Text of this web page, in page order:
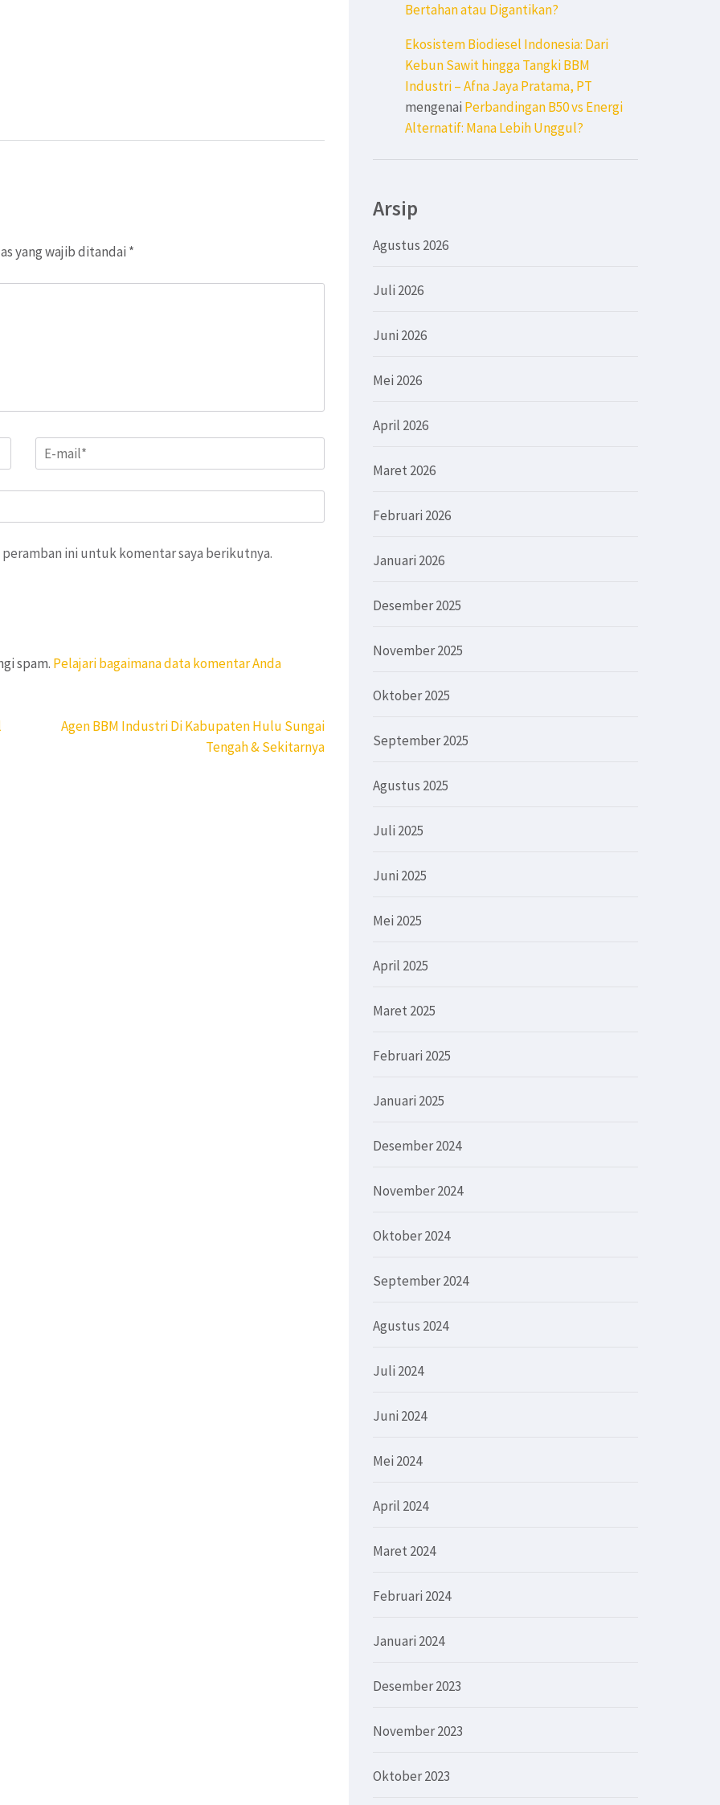
yang wajib ditandai *
Email*
ini untuk komentar saya berikutnya.
spam. Pelajari bagaimana data komentar Anda
Agen BBM Industri Di Kabupaten Hulu Sungai
Tengah & Sekitarnya
Bertahan atau Digantikan?
Ekosistem Biodiesel Indonesia: Dari
Kebun Sawit hingga Tangki BBM
Industri – Afna Jaya Pratama, PT
mengenai Perbandingan B50 vs Energi
Alternatif: Mana Lebih Unggul?
Arsip
Agustus 2026
Juli 2026
Juni 2026
Mei 2026
April 2026
Maret 2026
Februari 2026
Januari 2026
Desember 2025
November 2025
Oktober 2025
September 2025
Agustus 2025
Juli 2025
Juni 2025
Mei 2025
April 2025
Maret 2025
Februari 2025
Januari 2025
Desember 2024
November 2024
Oktober 2024
September 2024
Agustus 2024
Juli 2024
Juni 2024
Mei 2024
April 2024
Maret 2024
Februari 2024
Januari 2024
Desember 2023
November 2023
Oktober 2023